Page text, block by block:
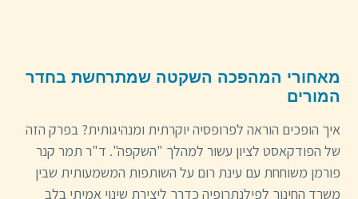
מאחורי המהפכה השקטה שמתרחשת בחדר
המורים
איך הופכים הוראה לפרופסיה יוקרתית ומנהיגותית? בפרק הזה
של הפודקאסט לציון עשור למהלך "השקפה". ד"ר תמר קנר
פורמן משוחחת עם עינת רום על השותפות המשמעותית שבין
משרד החינוך לפילנתרופיה כדרך ליצירת שינוי אמיתי בלב